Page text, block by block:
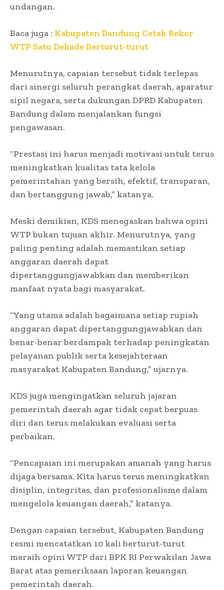
undangan.
Baca juga : Kabupaten Bandung Cetak Rekor
WTP Satu Dekade Berturut-turut
Menurutnya, capaian tersebut tidak terlepas
dari sinergi seluruh perangkat daerah, aparatur
sipil negara, serta dukungan DPRD Kabupaten
Bandung dalam menjalankan fungsi
pengawasan.
“Prestasi ini harus menjadi motivasi untuk terus
meningkatkan kualitas tata kelola
pemerintahan yang bersih, efektif, transparan,
dan bertanggung jawab,” katanya.
Meski demikian, KDS menegaskan bahwa opini
WTP bukan tujuan akhir. Menurutnya, yang
paling penting adalah memastikan setiap
anggaran daerah dapat
dipertanggungjawabkan dan memberikan
manfaat nyata bagi masyarakat.
“Yang utama adalah bagaimana setiap rupiah
anggaran dapat dipertanggungjawabkan dan
benar-benar berdampak terhadap peningkatan
pelayanan publik serta kesejahteraan
masyarakat Kabupaten Bandung,” ujarnya.
KDS juga mengingatkan seluruh jajaran
pemerintah daerah agar tidak cepat berpuas
diri dan terus melakukan evaluasi serta
perbaikan.
“Pencapaian ini merupakan amanah yang harus
dijaga bersama. Kita harus terus meningkatkan
disiplin, integritas, dan profesionalisme dalam
mengelola keuangan daerah,” katanya.
Dengan capaian tersebut, Kabupaten Bandung
resmi mencatatkan 10 kali berturut-turut
meraih opini WTP dari BPK RI Perwakilan Jawa
Barat atas pemeriksaan laporan keuangan
pemerintah daerah.